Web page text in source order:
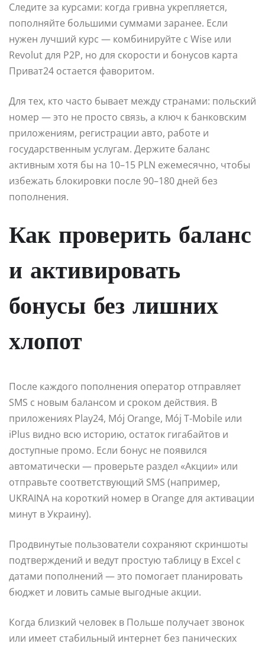
Следите за курсами: когда гривна укрепляется,
пополняйте большими суммами заранее. Если
нужен лучший курс — комбинируйте с Wise или
Revolut для P2P, но для скорости и бонусов карта
Приват24 остается фаворитом.
Для тех, кто часто бывает между странами: польский
номер — это не просто связь, а ключ к банковским
приложениям, регистрации авто, работе и
государственным услугам. Держите баланс
активным хотя бы на 10–15 PLN ежемесячно, чтобы
избежать блокировки после 90–180 дней без
пополнения.
Как проверить баланс
и активировать
бонусы без лишних
хлопот
После каждого пополнения оператор отправляет
SMS с новым балансом и сроком действия. В
приложениях Play24, Mój Orange, Mój T-Mobile или
iPlus видно всю историю, остаток гигабайтов и
доступные промо. Если бонус не появился
автоматически — проверьте раздел «Акции» или
отправьте соответствующий SMS (например,
UKRAINA на короткий номер в Orange для активации
минут в Украину).
Продвинутые пользователи сохраняют скриншоты
подтверждений и ведут простую таблицу в Excel с
датами пополнений — это помогает планировать
бюджет и ловить самые выгодные акции.
Когда близкий человек в Польше получает звонок
или имеет стабильный интернет без панических